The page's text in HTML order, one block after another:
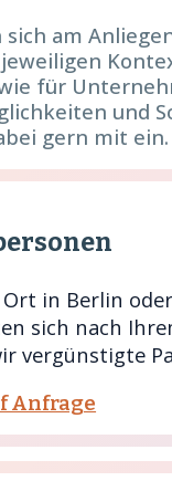
am
für
und
gern mit ein.
Ort in Berlin
sich nach
vergünstigte
Anfrage